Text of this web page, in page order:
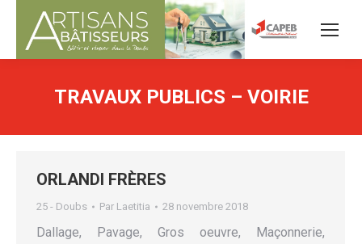
TRAVAUX PUBLICS – VOIRIE
ORLANDI FRÈRES
25 - Doubs Par Laetitia 28 novembre 2018
Dallage, Pavage, Gros oeuvre, Maçonnerie,